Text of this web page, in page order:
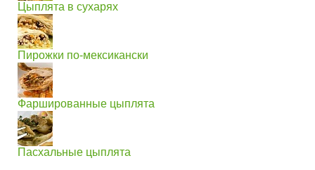
Цыплята в сухарях
Пирожки по-мексикански
Фаршированные цыплята
Пасхальные цыплята